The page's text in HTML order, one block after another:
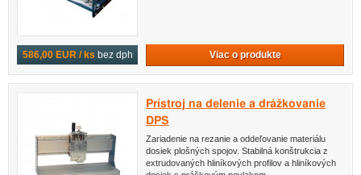
586,00 EUR / ks bez dph Viac o produkte
Prístroj na delenie a drážkovanie
DPS
Zariadenie na rezanie a oddeľovanie materiálu
dosiek plošných spojov. Stabilná konštrukcia z
extrudovaných hliníkových profilov a hliníkových